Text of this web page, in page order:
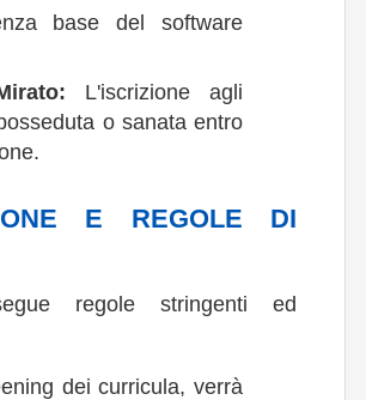
base del software
L'iscrizione agli
o sanata entro
E REGOLE DI
regole stringenti ed
dei curricula, verrà